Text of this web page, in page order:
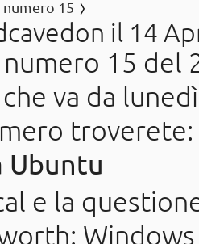
15
il 14
numero 15 del
va da
troverete:
Ubuntu
e la